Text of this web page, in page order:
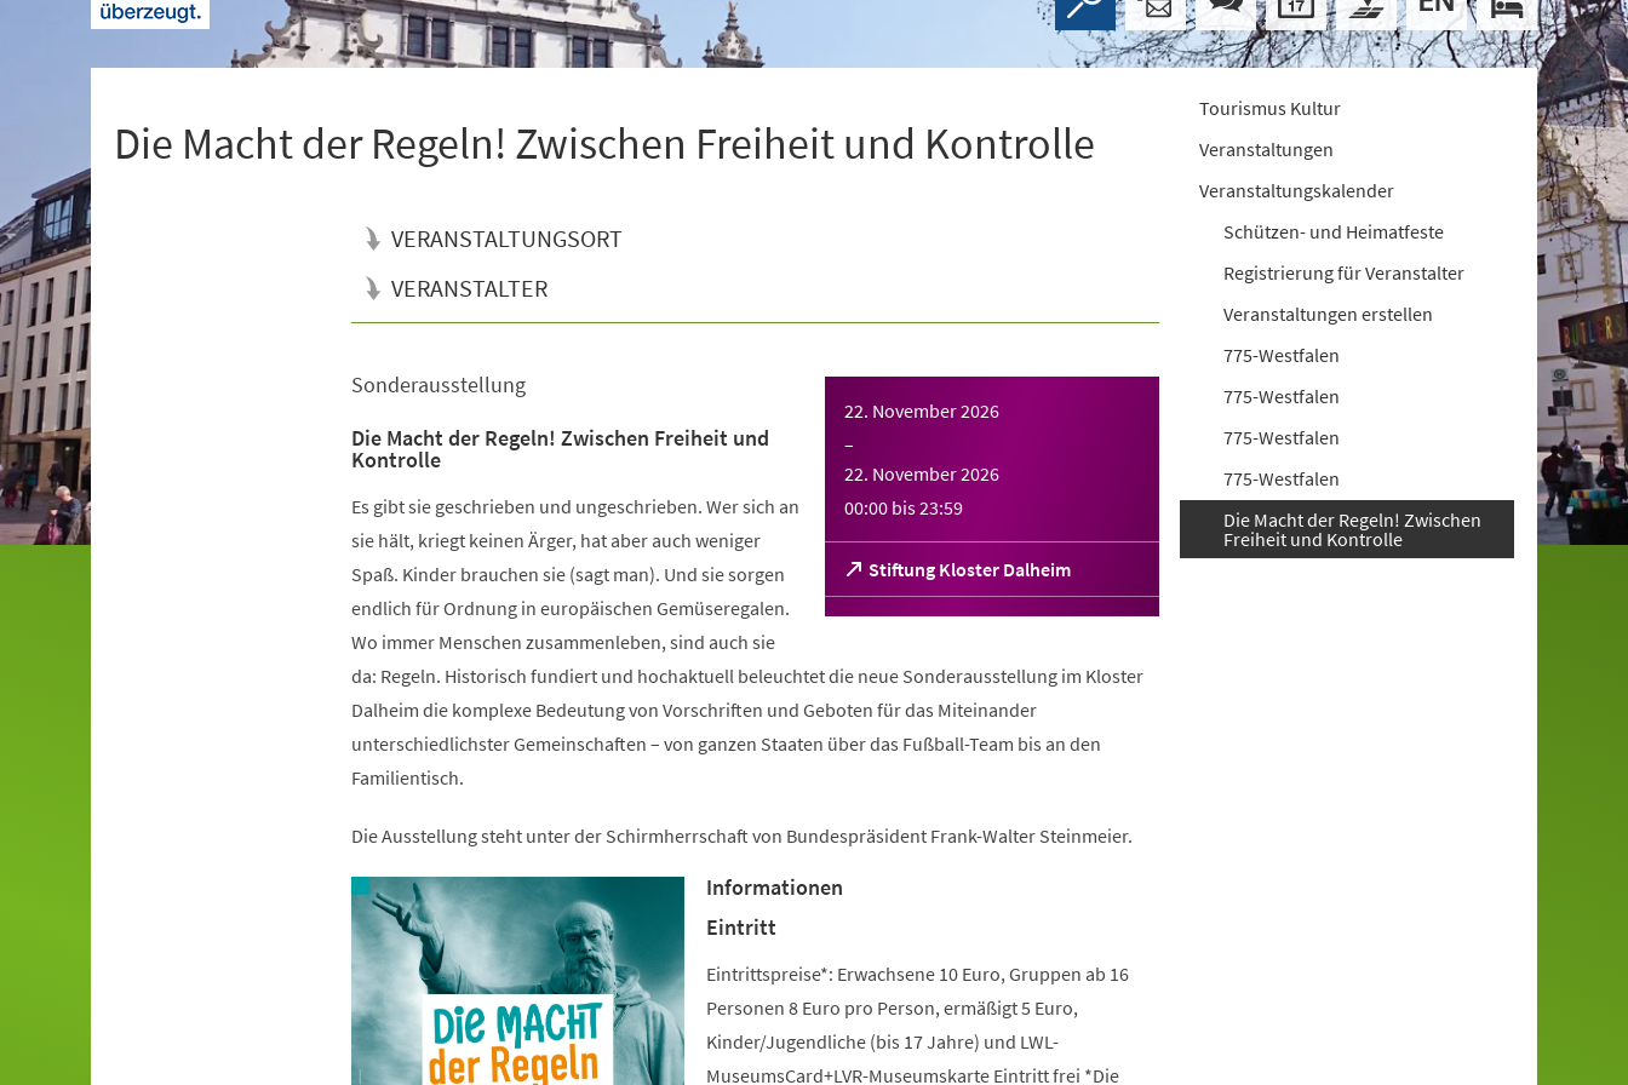
Die Macht der Regeln! Zwischen Freiheit und Kontrolle
VERANSTALTUNGSORT
VERANSTALTER
22. November 2026
–
22. November 2026
00:00 bis23:59
Stiftung Kloster Dalheim
(Öffnet
in
einem
Sonderausstellung
Die Macht der Regeln! Zwischen Freiheit und
Kontrolle
Es gibt sie geschrieben und ungeschrieben. Wer sich an
sie hält, kriegt keinen Ärger, hat aber auch weniger
Spaß. Kinder brauchen sie (sagt man). Und sie sorgen
endlich für Ordnung in europäischen Gemüseregalen.
Wo immer Menschen zusammenleben, sind auch sie
da: Regeln. Historisch fundiert und hochaktuell beleuchtet die neue Sonderausstellung im Kloster
Dalheim die komplexe Bedeutung von Vorschriften und Geboten für das Miteinander
unterschiedlichster Gemeinschaften – von ganzen Staaten über das Fußball-Team bis an den
Familientisch.
Die Ausstellung steht unter der Schirmherrschaft von Bundespräsident Frank-Walter Steinmeier.
Informationen
Eintritt
Eintrittspreise*: Erwachsene 10 Euro, Gruppen ab 16
Personen 8 Euro pro Person, ermäßigt 5 Euro,
Kinder/Jugendliche (bis 17 Jahre) und LWL-
MuseumsCard+LVR-Museumskarte Eintritt frei *Die
Tourismus Kultur
Veranstaltungen
Veranstaltungskalender
Schützen- und Heimatfeste
Registrierung für Veranstalter
Veranstaltungen erstellen
775-Westfalen
775-Westfalen
775-Westfalen
775-Westfalen
Die Macht der Regeln! Zwischen
Freiheit und Kontrolle